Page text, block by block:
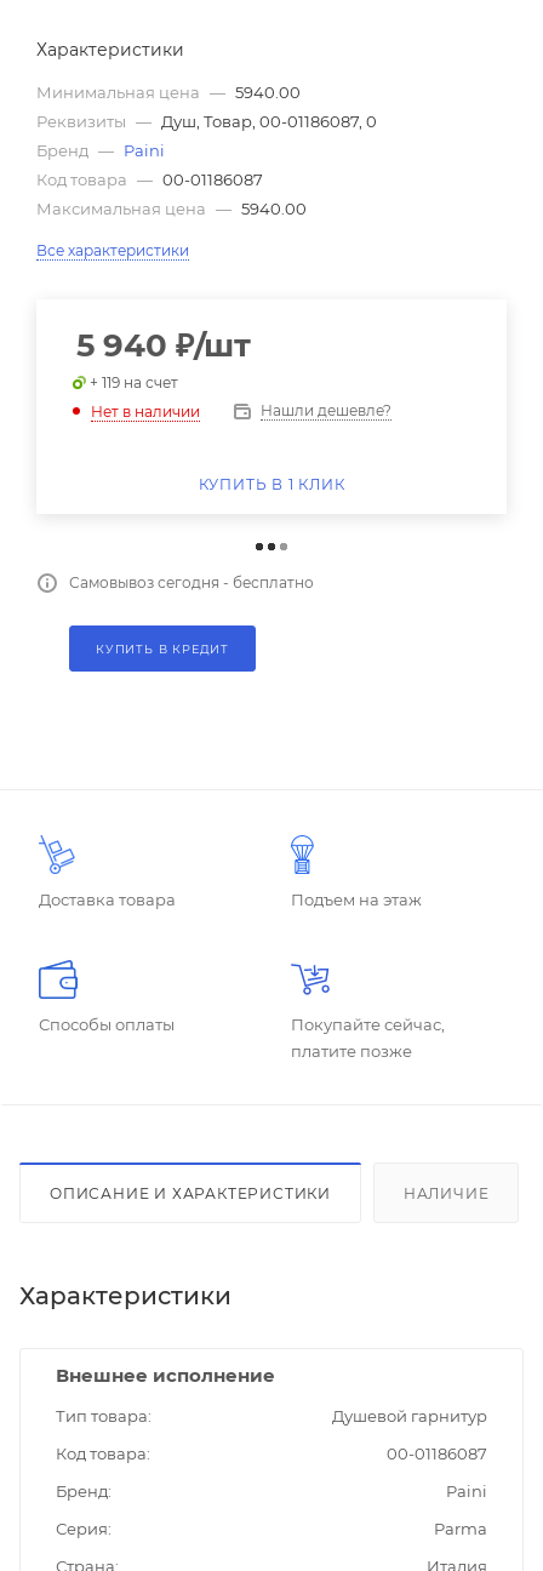
Характеристики
Минимальная цена — 5940.00
Реквизиты — Душ, Товар, 00-01186087, 0
Бренд — Paini
Код товара — 00-01186087
Максимальная цена — 5940.00
Все характеристики
5 940 ₽/шт
+ 119 на счет
Нет в наличии
Нашли дешевле?
КУПИТЬ В 1 КЛИК
Самовывоз сегодня - бесплатно
КУПИТЬ В КРЕДИТ
Доставка товара Подъем на этаж
Способы оплаты
Покупайте сейчас,
платите позже
ОПИСАНИЕ И ХАРАКТЕРИСТИКИ НАЛИЧИЕ
Характеристики
Внешнее исполнение
Тип товара
Душевой гарнитур
Код товара
00-01186087
Бренд
Paini
Серия
Parma
Страна
Италия